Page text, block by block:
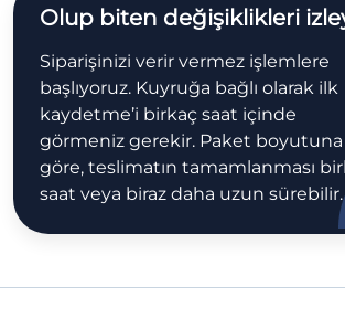
Olup biten değişiklikleri
Siparişinizi verir vermez işlemlere
başlıyoruz. Kuyruğa bağlı olarak ilk
kaydetme’i birkaç saat içinde
görmeniz gerekir. Paket boyutuna
göre, teslimatın tamamlanması
saat veya biraz daha uzun sürebilir.